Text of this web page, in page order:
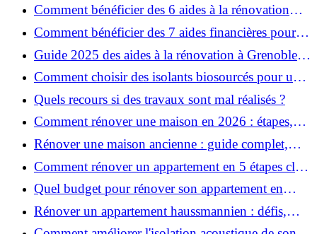
permis de construire pour vos travaux ?
Comment bénéficier des 6 aides à la rénovation
énergétique à Grenoble ?
Comment bénéficier des 7 aides financières pour la
rénovation énergétique à Voiron ?
Guide 2025 des aides à la rénovation à Grenoble et
Voiron : MaPrimeRénov’, CEE, aides locales
Comment choisir des isolants biosourcés pour une
rénovation écologique ?
Quels recours si des travaux sont mal réalisés ?
Comment rénover une maison en 2026 : étapes,
coûts et conseils ?
Rénover une maison ancienne : guide complet,
étapes, budget et astuces
Comment rénover un appartement en 5 étapes clés
?
Quel budget pour rénover son appartement en
2026 ?
Rénover un appartement haussmannien : défis,
conseils pratiques et estimation des prix